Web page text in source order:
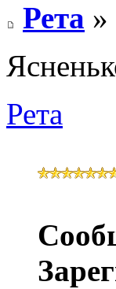
Рета »
Рета